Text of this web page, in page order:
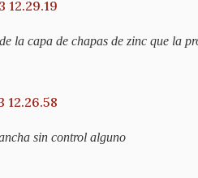
la capa de chapas de zinc que la
sin control alguno